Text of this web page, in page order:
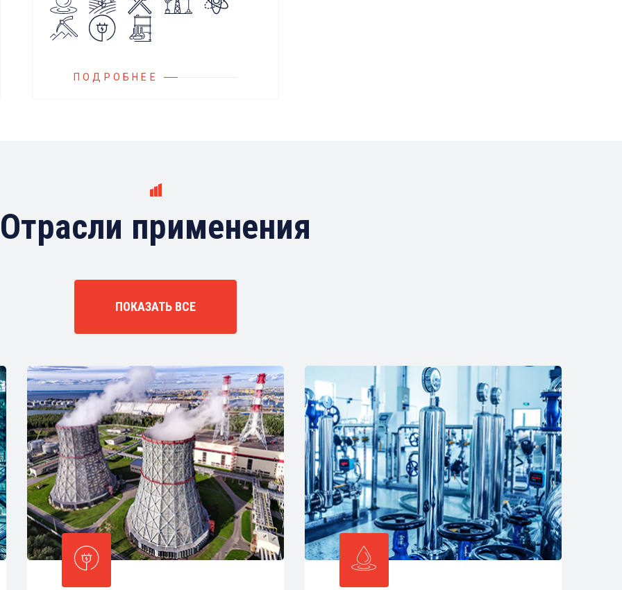
управления.
Блок управления Ареоматик
российских и иностранных
ПОДРОБНЕЕ
Отрасли применения
ПОКАЗАТЬ ВСЕ